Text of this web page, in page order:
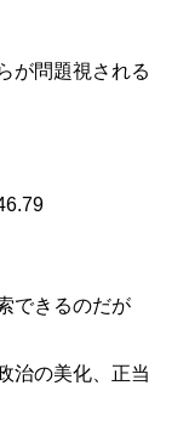
が問題視される
できるのだが
治の美化、正当